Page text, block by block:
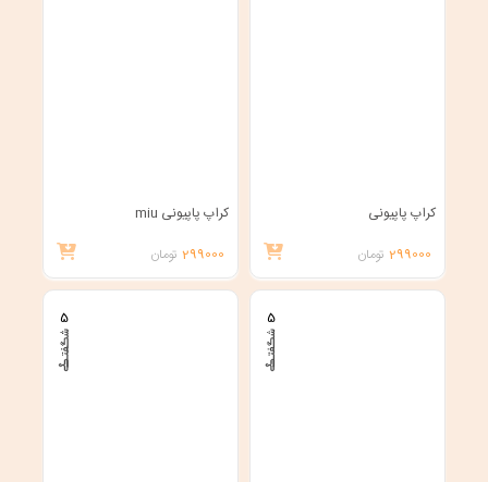
کراپ پاپیونی
299000 تومان
کراپ پاپیونی miu
299000 تومان
5
5